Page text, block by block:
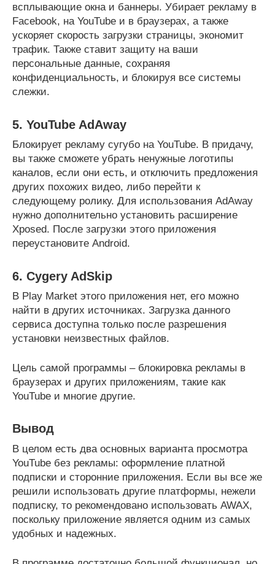
всплывающие окна и баннеры. Убирает рекламу в
Facebook, на YouTube и в браузерах, а также
ускоряет скорость загрузки страницы, экономит
трафик. Также ставит защиту на ваши
персональные данные, сохраняя
конфиденциальность, и блокируя все системы
слежки.
5. YouTube AdAway
Блокирует рекламу сугубо на YouTube. В придачу,
вы также сможете убрать ненужные логотипы
каналов, если они есть, и отключить предложения
других похожих видео, либо перейти к
следующему ролику. Для использования AdAway
нужно дополнительно установить расширение
Xposed. После загрузки этого приложения
переустановите Android.
6. Cygery AdSkip
В Play Market этого приложения нет, его можно
найти в других источниках. Загрузка данного
сервиса доступна только после разрешения
установки неизвестных файлов.
Цель самой программы – блокировка рекламы в
браузерах и других приложениям, такие как
YouTube и многие другие.
Вывод
В целом есть два основных варианта просмотра
YouTube без рекламы: оформление платной
подписки и сторонние приложения. Если вы все же
решили использовать другие платформы, нежели
подписку, то рекомендовано использовать AWAX,
поскольку приложение является одним из самых
удобных и надежных.